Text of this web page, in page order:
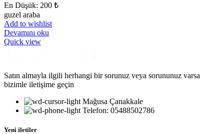
En Düşük: 200 ₺
guzel araba
Add to wishlist
Devamını oku
Quick view
Satın almayla ilgili herhangi bir sorunuz veya sorununuz varsa
bizimle iletişime geçin
Mağusa Çanakkale
Telefon: 05488502786
Yeni iletiler